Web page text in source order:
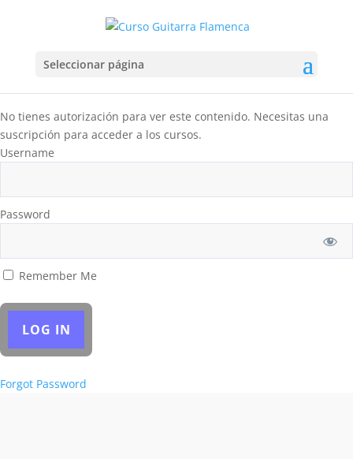
Seleccionar página
No tienes autorización para ver este contenido. Necesitas una
suscripción para acceder a los cursos.
Username
Password
Remember Me
Forgot Password